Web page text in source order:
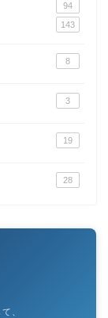
94
143
8
3
19
28
、